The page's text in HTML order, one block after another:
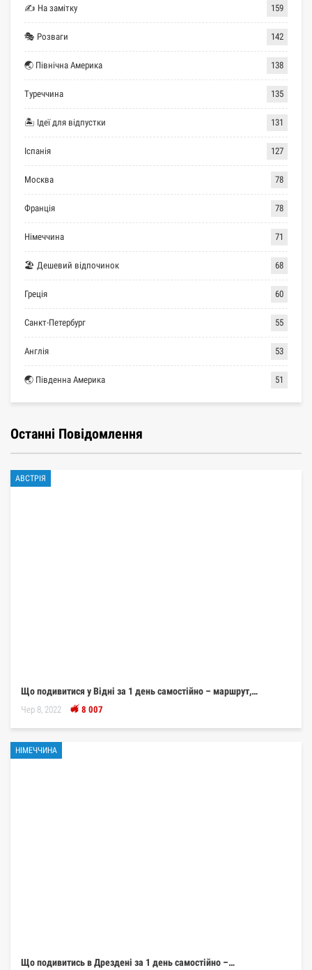
✍ На замітку 159
🎭 Розваги 142
🌏 Північна Америка 138
Туреччина 135
🏝 Ідеї для відпустки 131
Іспанія 127
Москва 78
Франція 78
Німеччина 71
🏖 Дешевий відпочинок 68
Греція 60
Санкт-Петербург 55
Англія 53
🌏 Південна Америка 51
Останні Повідомлення
АВСТРІЯ
Що подивитися у Відні за 1 день самостійно – маршрут,…
Чер 8, 2022 8 007
НІМЕЧЧИНА
Що подивитись в Дрездені за 1 день самостійно –…